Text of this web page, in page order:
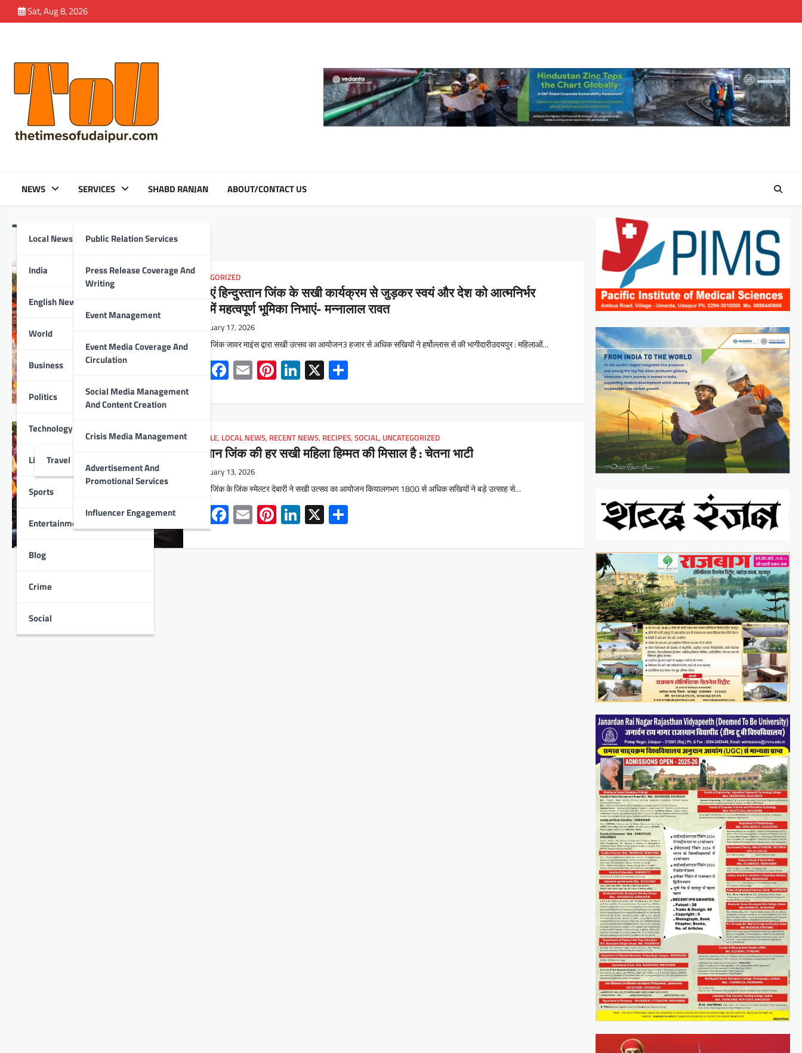
to
Sat, Aug 8, 2026
NEWS
Local News
India
English News
World
Business
Politics
Technology
Lifestyle
Travel
Sports
Entertainment
Blog
Crime
Social
SERVICES
Public Relation Services
Press Release Coverage And
Writing
Event Management
Event Media Coverage And
Circulation
Social Media Management
And Content Creation
Crisis Media Management
Advertisement And
Promotional Services
Influencer Engagement
SHABD RANJAN ABOUT/CONTACT US
Tag:Sakhi Utsav
UNCATEGORIZED
महिलाएं हिन्दुस्तान जिंक के सखी कार्यक्रम से जुड़कर स्वयं और देश को आत्मनिर्भर
बनाने में महत्वपूर्ण भूमिका निभाएं- मन्नालाल रावत
February 17, 2026
हिंदुस्तान जिंक जावर माइंस द्वारा सखी उत्सव का आयोजन3 हजार से अधिक सखियों ने हर्षोल्लास से की भागीदारीउदयपुर : महिलाओं…
WhatsApp
Facebook
EmailPinterest
LinkedIn
X
LIFESTYLE, LOCAL NEWS, RECENT NEWS, RECIPES,SOCIAL, UNCATEGORIZED
हिंदुस्तान जिंक की हर सखी महिला हिम्मत की मिसाल है : चेतना भाटी
February 13, 2026
हिंदुस्तान जिंक के जिंक स्मेल्टर देबारी ने सखी उत्सव का आयोजन कियालगभग 1800 से अधिक सखियों ने बड़े उत्साह से…
WhatsApp
Facebook
EmailPinterest
LinkedIn
X